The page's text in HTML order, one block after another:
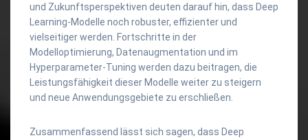
und Zukunftsperspektiven deuten darauf hin, dass Deep
Learning-Modelle noch robuster, effizienter und
vielseitiger werden. Fortschritte in der
Modelloptimierung, Datenaugmentation und im
Hyperparameter-Tuning werden dazu beitragen, die
Leistungsfähigkeit dieser Modelle weiter zu steigern
und neue Anwendungsgebiete zu erschließen.
Zusammenfassend lässt sich sagen, dass Deep